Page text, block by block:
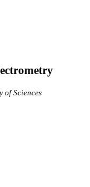
of Sciences